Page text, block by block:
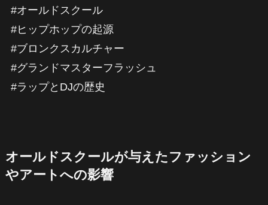
#オールドスクール
#ヒップホップの起源
#ブロンクスカルチャー
#グランドマスターフラッシュ
#ラップとDJの歴史
オールドスクールが与えたファッション
やアートへの影響